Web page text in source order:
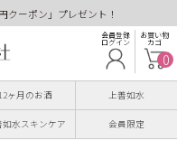
クーポン」プレゼント！
会員登録
ログイン
お買い物
カゴ
0
ヶ月のお酒 上善如水
如水スキンケア 会員限定